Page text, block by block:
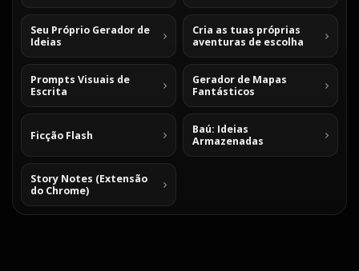
Seu Próprio Gerador de
Ideias
Cria as tuas próprias
aventuras de escolha
Prompts Visuais de
Escrita
Gerador de Mapas
Fantásticos
Ficção Flash
Baú: Ideias
Armazenadas
Story Notes (Extensão
do Chrome)